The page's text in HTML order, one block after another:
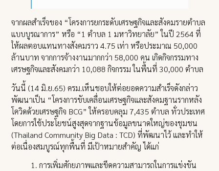
จากผลสำเร็จของ “โครงการยกระดับเศรษฐกิจและสังคมรายตำบล
แบบบูรณาการ” หรือ “1 ตำบล 1 มหาวิทยาลัย” ในปี 2564 ที่
ให้ผลตอบแทนทางสังคมราว 4.75 เท่า หรือประมาณ 50,000
ล้านบาท จากการจ้างงานมากกว่า 58,000 คน เกิดกิจกรรมทาง
เศรษฐกิจและสังคมกว่า 10,088 กิจกรรม ในพื้นที่ 30,000 ตำบล
วันนี้ (14 มิ.ย.65) ครม.เห็นชอบให้ต่อยอดความสำเร็จดังกล่าว
พัฒนาเป็น “โครงการขับเคลื่อนเศรษฐกิจและสังคมฐานรากหลัง
โควิดด้วยเศรษฐกิจ BCG” ให้ครอบคลุม 7,435 ตำบล ทั่วประเทศ
โดยการใช้ประโยชน์สูงสุดจากฐานข้อมูลขนาดใหญ่ของชุมชน
(Thailand Community Big Data : TCD) ที่พัฒนาไว้ และทำให้
ต่อเนื่องสมบูรณ์ทุกพื้นที่ มีเป้าหมายสำคัญ ได้แก่
1. การเพิ่มศักยภาพและขีดความสามารถในการแข่งขัน